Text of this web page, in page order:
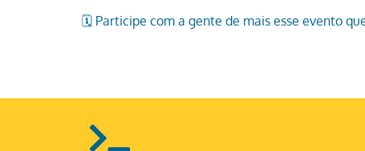
🗓 Participe com a gente de mais esse evento